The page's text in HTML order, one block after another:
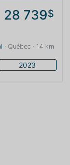
28 739$
· Québec · 14 km
2023